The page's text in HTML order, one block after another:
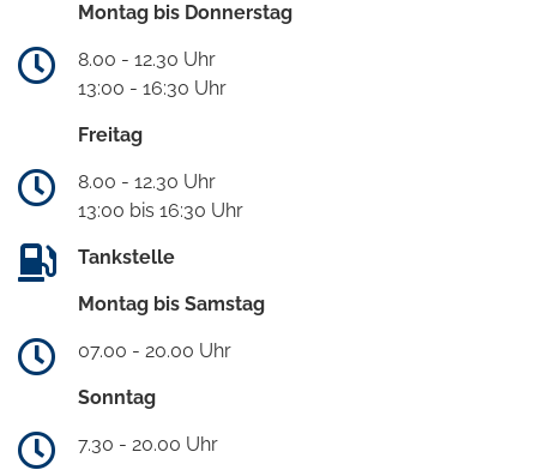
Montag bis Donnerstag
8.00 - 12.30 Uhr
13:00 - 16:30 Uhr
Freitag
8.00 - 12.30 Uhr
13:00 bis 16:30 Uhr
Tankstelle
Montag bis Samstag
07.00 - 20.00 Uhr
Sonntag
7.30 - 20.00 Uhr